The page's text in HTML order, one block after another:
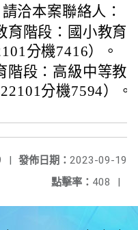
洽本案聯絡人：
育階段：國小教育
分機7416）。
階段：高級中等教
分機7594）。
發佈日期： 2023-09-19
|
點擊率： 408 |